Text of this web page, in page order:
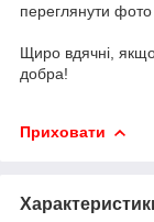
переглянути фото
Щиро вдячні,
добра!
Приховати